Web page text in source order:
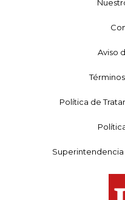
Aviso
Política de